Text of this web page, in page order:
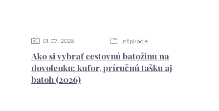
01 07 2026 Inšpirácie
Ako si vybrať cestovnú batožinu na
dovolenku: kufor, príručnú tašku aj
batoh (2026)